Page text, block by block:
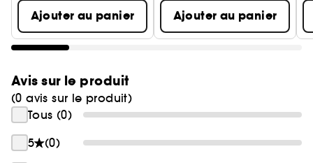
Ajouter au panier Ajouter au panier
Avis sur le produit
(0 avis sur le produit)
Tous (0)
5
(0)